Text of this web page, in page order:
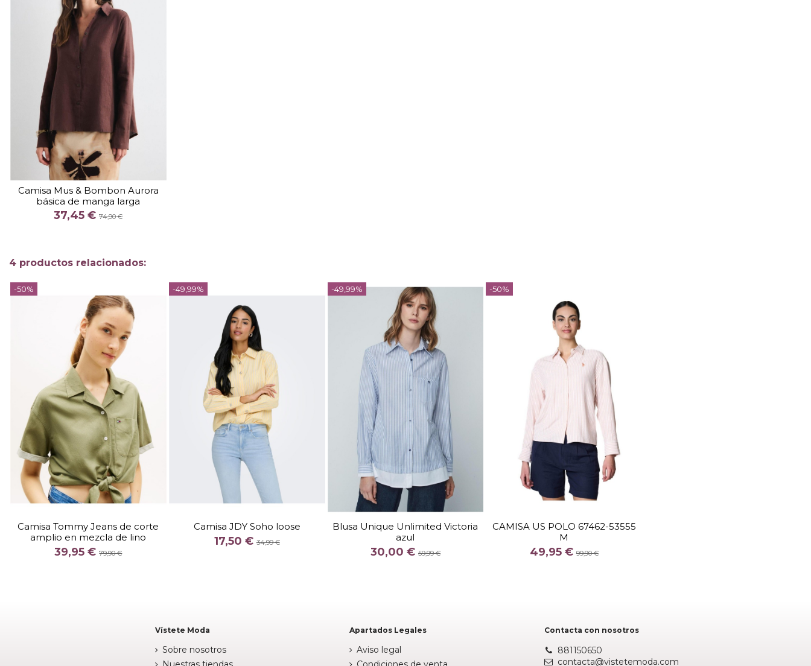
Camisa Mus & Bombon Aurora
básica de manga larga
37,45 €74,90 €
TALLA
S
COLOR
MARRON
4 productos relacionados:
-50%
Camisa Tommy Jeans de corte
amplio en mezcla de lino
39,95 €79,90 €
TALLA
COLOR
CAQUI
-49,99%
Camisa JDY Soho loose
17,50 €34,99 €
COLOR
-49,99%
Blusa Unique Unlimited Victoria
azul
30,00 € 59,99 €
TALLA
COLOR
AZUL
-50%
CAMISA US POLO 67462-53555
M
49,95 €99,90 €
COLOR
NARANJA
Vístete Moda
Sobre nosotros
Apartados Legales
Aviso legal
Contacta con nosotros
881150650
contacta@vistetemoda.com